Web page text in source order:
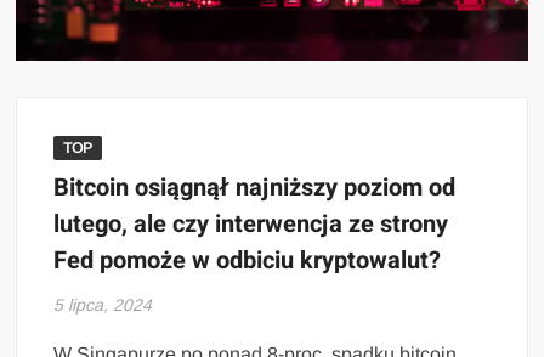
TOP
Bitcoin osiągnął najniższy poziom od
lutego, ale czy interwencja ze strony
Fed pomoże w odbiciu kryptowalut?
5 lipca, 2024